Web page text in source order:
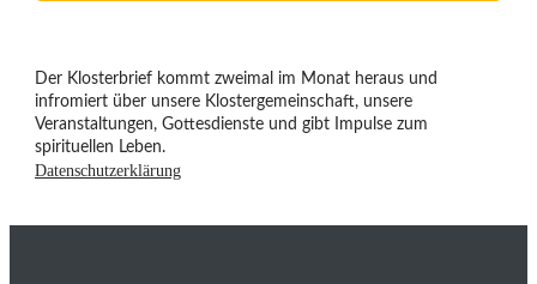
Der Klosterbrief kommt zweimal im Monat heraus und
infromiert über unsere Klostergemeinschaft, unsere
Veranstaltungen, Gottesdienste und gibt Impulse zum
spirituellen Leben.
Datenschutzerklärung